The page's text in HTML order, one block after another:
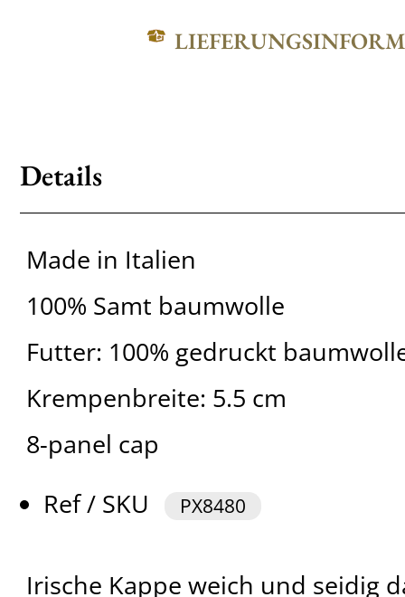
Details
Made in Italien
100% Samt baumwolle
Futter: 100% gedruckt
Krempenbreite: 5.5 cm
8-panel cap
Ref / SKU
PX8480
Irische Kappe weich und seidig